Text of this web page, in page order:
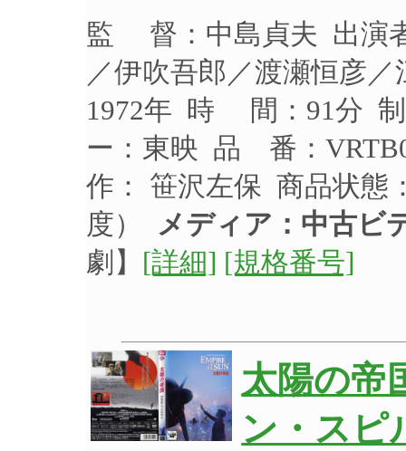
監 督：中島貞夫 出演
／伊吹吾郎／渡瀬恒彦
1972年 時 間：91分 制
ー：東映 品 番：
作： 笹沢左保 商品状態
度）
メディア：中古ビ
劇】 [詳細] [規格番号]
太陽の
ン・ス